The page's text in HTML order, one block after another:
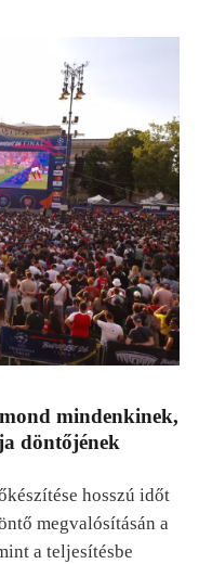
mindenkinek,
döntőjének
hosszú időt
megvalósításán a
a teljesítésbe